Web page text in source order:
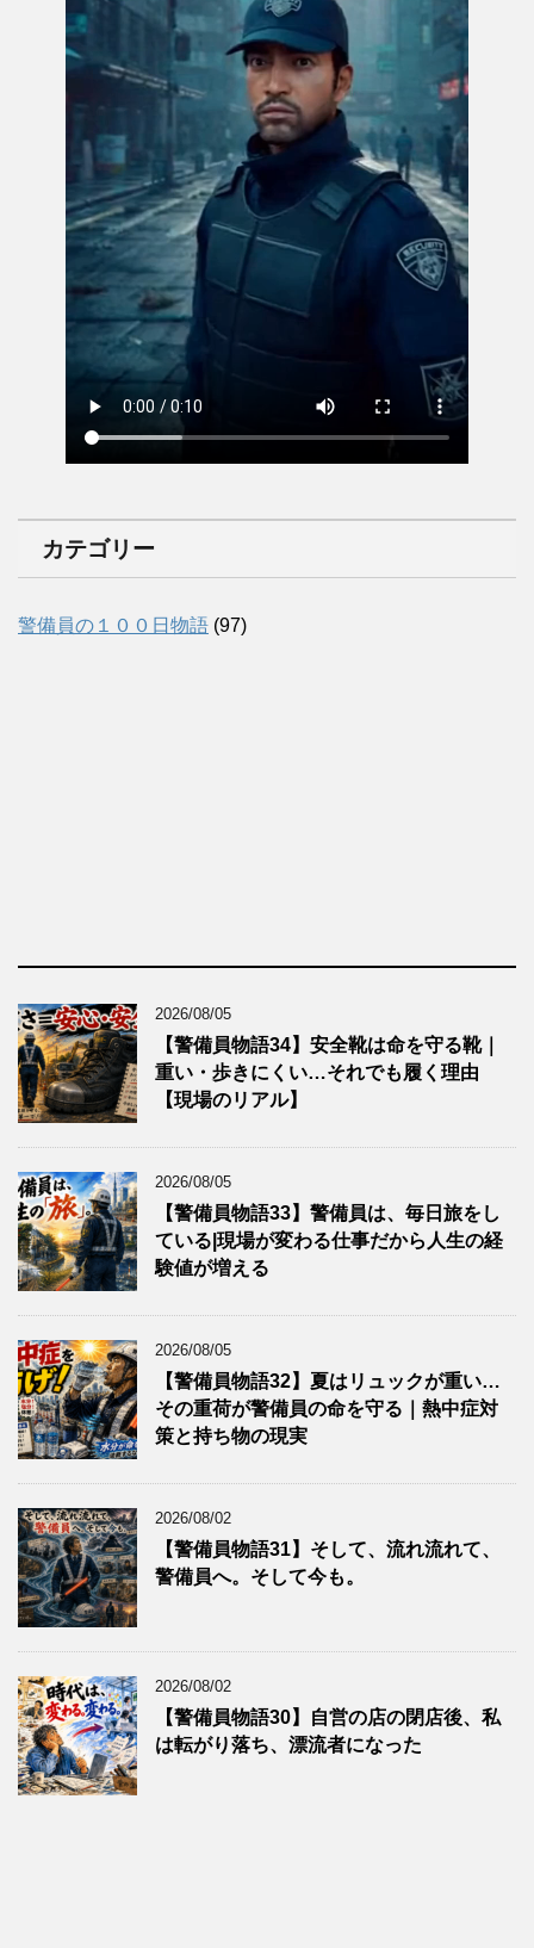
カテゴリー
警備員の１００日物語 (97)
2026/08/05
【警備員物語34】安全靴は命を守る靴｜
重い・歩きにくい…それでも履く理由
【現場のリアル】
2026/08/05
【警備員物語33】警備員は、毎日旅をし
ている|現場が変わる仕事だから人生の経
験値が増える
2026/08/05
【警備員物語32】夏はリュックが重い…
その重荷が警備員の命を守る｜熱中症対
策と持ち物の現実
2026/08/02
【警備員物語31】そして、流れ流れて、
警備員へ。そして今も。
2026/08/02
【警備員物語30】自営の店の閉店後、私
は転がり落ち、漂流者になった